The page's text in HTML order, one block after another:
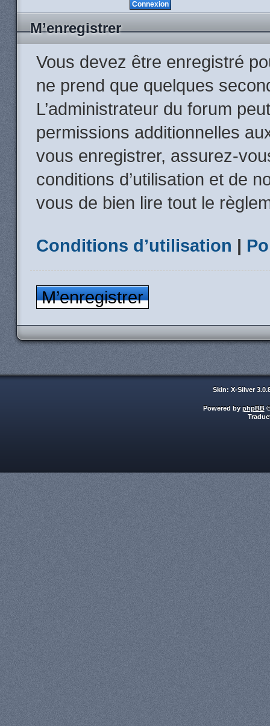
M’enregistrer
Vous devez être enregistré
ne prend que quelques
L’administrateur du forum
permissions additionnelles
vous enregistrer, assurez-
conditions d’utilisation et de
vous de bien lire tout le
Conditions d’utilisation |
M’enregistrer
Skin: X-Silver
Powered by phpBB©